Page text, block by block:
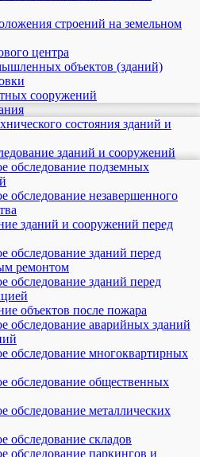
строений на земельном
центра
объектов (зданий)
сооружений
состояния зданий и
зданий и сооружений
обследование подземных
обследование незавершенного
зданий и сооружений перед
обследование зданий перед
ремонтом
обследование зданий перед
объектов после пожара
обследование аварийных зданий
обследование многоквартирных
обследование общественных
обследование металлических
обследование складов
обследование паркингов и